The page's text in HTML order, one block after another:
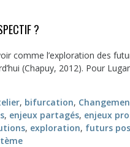
?
comme l’exploration des
(Chapuy, 2012). Pour
, bifurcation,
, enjeux partagés, enjeux
, exploration, futurs